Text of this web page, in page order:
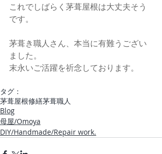
これでしばらく茅葺屋根は大丈夫そう
です。
茅葺き職人さん、本当に有難うござい
ました。
末永いご活躍を祈念しております。
タグ：
茅葺屋根修繕茅葺職人
Blog
母屋/Omoya
DIY/Handmade/Repair work.